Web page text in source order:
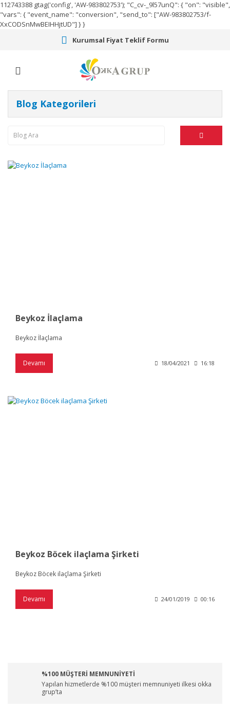
112743388 gtag('config', 'AW-983802753'); "C_cv-_9l57unQ": { "on": "visible",
"vars": { "event_name": "conversion", "send_to": ["AW-983802753/f-
XxCODSnMwBEIHHjtUD"] } }
Kurumsal Fiyat Teklif Formu
Blog Kategorileri
Beykoz İlaçlama
Beykoz İlaçlama
Devamı 18/04/2021 16:18
Beykoz Böcek ilaçlama Şirketi
Beykoz Böcek ilaçlama Şirketi
Devamı 24/01/2019 00:16
%100 MÜŞTERİ MEMNUNİYETİ
Yapılan hizmetlerde %100 müşteri memnuniyeti ilkesi okka
grup’ta